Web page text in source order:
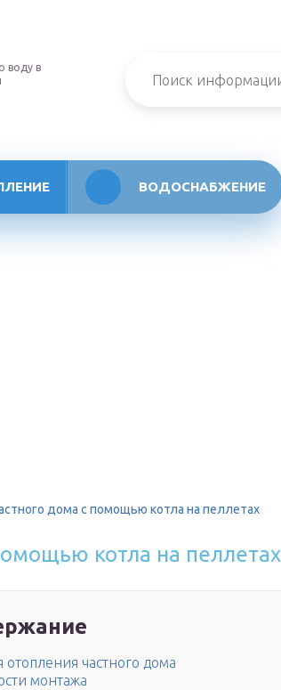
воду в
ВОДОСНАБЖЕНИЕ
дома с помощью котла на пеллетах
котла на пеллетах
частного дома
монтажа